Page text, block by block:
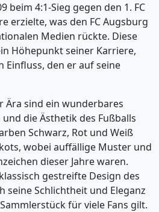
beim 4:1-Sieg gegen den 1. FC
erzielte, was den FC Augsburg
Medien rückte. Diese
Höhepunkt seiner Karriere,
Einfluss, den er auf seine
Ära sind ein wunderbares
die Ästhetik des Fußballs
Schwarz, Rot und Weiß
wobei auffällige Muster und
dieser Jahre waren.
gestreifte Design des
seine Schlichtheit und Eleganz
für viele Fans gilt.